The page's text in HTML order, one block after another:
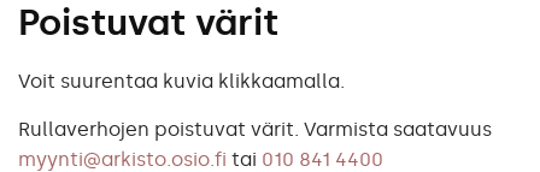
Poistuvat värit
Voit suurentaa kuvia klikkaamalla.
Rullaverhojen poistuvat värit. Varmista saatavuus
myynti@arkisto.osio.fi tai 010 841 4400